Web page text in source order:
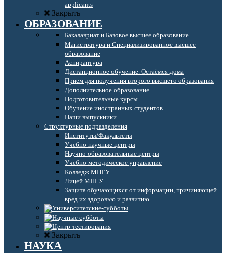
applicants
Закрыть
ОБРАЗОВАНИЕ
Бакалавриат и Базовое высшее образование
Магистратура и Специализированное высшее
образование
Аспирантура
Дистанционное обучение. Остаёмся дома
Прием для получения второго высшего образования
Дополнительное образование
Подготовительные курсы
Обучение иностранных студентов
Наши выпускники
Структурные подразделения
Институты/Факультеты
Учебно-научные центры
Научно-образовательные центры
Учебно-методическое управление
Колледж МПГУ
Лицей МПГУ
Защита обучающихся от информации, причиняющей
вред их здоровью и развитию
Закрыть
НАУКА